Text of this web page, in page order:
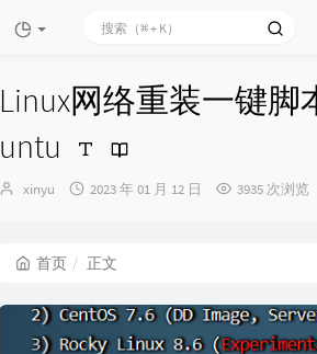
Linux网络重装一键脚
untu
博
xinyu
发
2023 年 01 月 12 日 3935 次浏览
首页 正文